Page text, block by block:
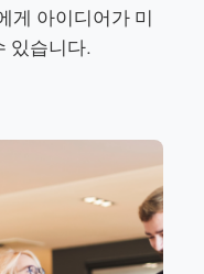
게 아이디어가 미
있습니다.